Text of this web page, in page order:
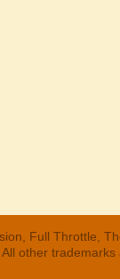
Full Throttle,
other